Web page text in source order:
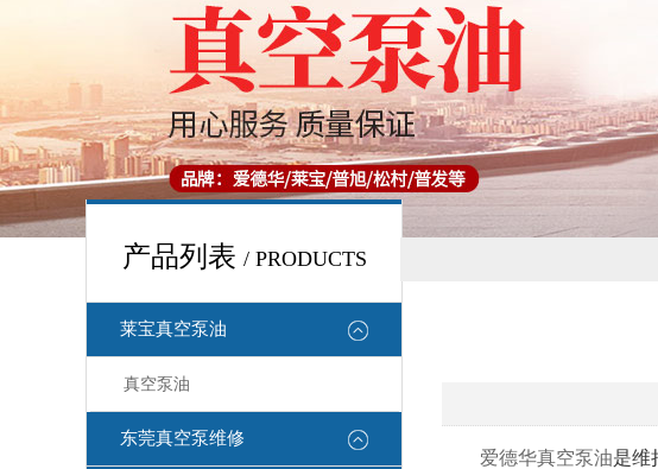
产品列表 / PRODUCTS
莱宝真空泵油
真空泵油
东莞真空泵维修
爱德华真空泵油是维